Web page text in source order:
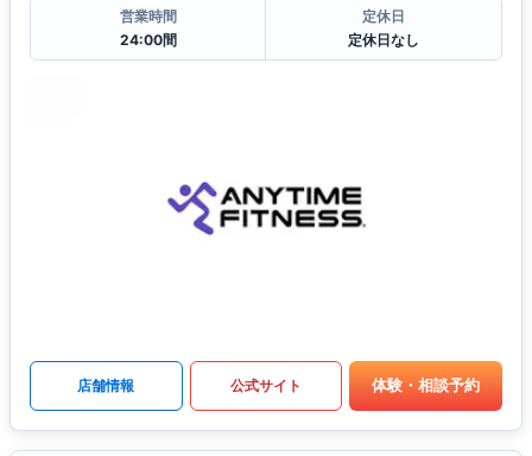
営業時間
24:00間
定休日
定休日なし
店舗情報 公式サイト 体験・相談予約